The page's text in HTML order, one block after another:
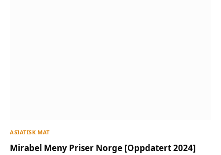
ASIATISK MAT
Mirabel Meny Priser Norge [Oppdatert 2024]